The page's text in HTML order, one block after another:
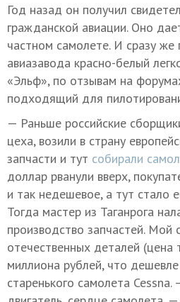
Год назад он получил
гражданской авиации. Оно
частном самолете. И сразу же
авиазавода красно-белый
«Эльф», по отзывам на
подходящий для
— Раньше российские
цеха, возили в страну
запчасти и тут собирали
доллар рванули вверх,
и так недешевое, а тут стало
Тогда мастер из Таганрога
производство запчастей. Мой
отечественных деталей
миллиона рублей, что
старенького самолета Cessna.